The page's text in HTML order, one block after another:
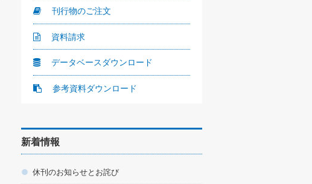
刊行物のご注文
資料請求
データベースダウンロード
参考資料ダウンロード
新着情報
休刊のお知らせとお詫び